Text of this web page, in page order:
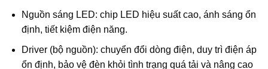
Nguồn sáng LED: chip LED hiệu suất cao, ánh sáng ổn
định, tiết kiệm điện năng.
Driver (bộ nguồn): chuyển đổi dòng điện, duy trì điện áp
ổn định, bảo vệ đèn khỏi tình trạng quá tải và nâng cao